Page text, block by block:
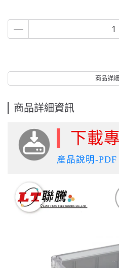
商品詳
商品詳細資訊
下載
產品說明-PDF